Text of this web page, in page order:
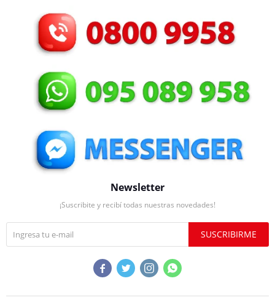
Newsletter
¡Suscribite y recibí todas nuestras novedades!
SUSCRIBIRME
   